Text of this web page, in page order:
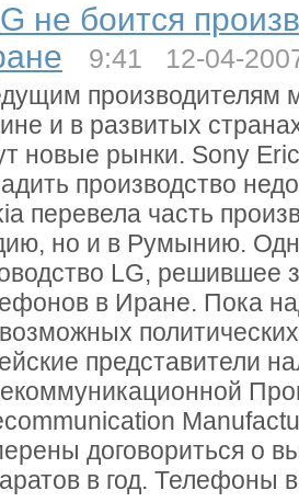
не боится
9:41 12-04-
производителям
и в развитых
новые рынки. Sony
производство
перевела часть
но и в Румынию.
LG, решившее
в Иране. Пока
представители
договориться о
в год. Телефоны